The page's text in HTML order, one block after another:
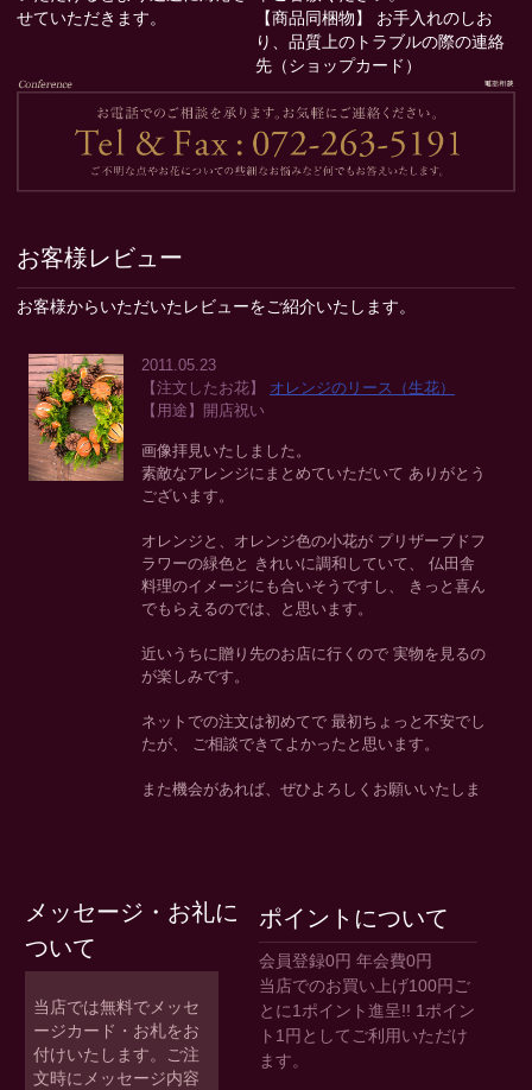
せていただきます。
【商品同梱物】
お手入れのしお
り、品質上のトラブルの際の連絡
先（ショップカード）
お客様レビュー
お客様からいただいたレビューをご紹介いたします。
メッセージ・お礼に
ついて
当店では無料でメッセ
ージカード・お札をお
付けいたします。ご注
文時にメッセージ内容
ポイントについて
会員登録0円 年会費0円
当店でのお買い上げ100円ご
とに1ポイント進呈!! 1ポイン
ト1円としてご利用いただけ
ます。